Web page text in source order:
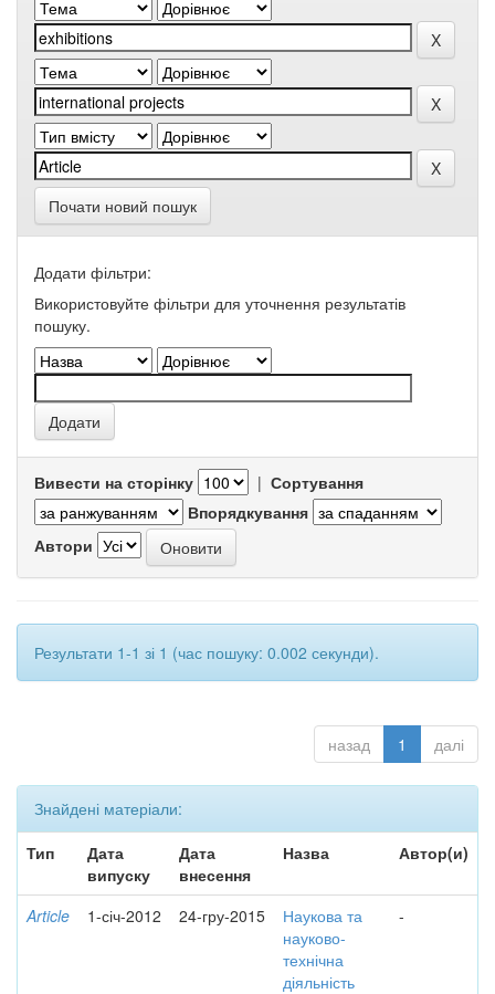
Почати новий пошук
Додати фільтри:
Використовуйте фільтри для уточнення результатів
пошуку.
Вивести на сторінку | Сортування
Впорядкування
Автори
Результати 1-1 зі 1 (час пошуку: 0.002 секунди).
назад 1 далі
Знайдені матеріали:
Тип
Дата
випуску
Дата
внесення
Назва Автор(и)
Article 1-січ-2012 24-гру-2015
Наукова та
науково-
технічна
діяльність
-